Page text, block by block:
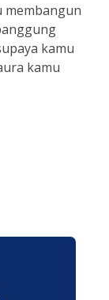
membangun
kamu
kamu